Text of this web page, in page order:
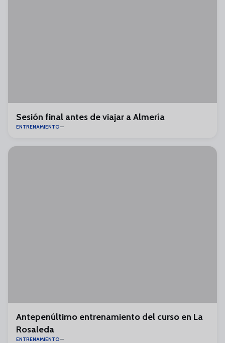
Sesión final antes de viajar a Almería
ENTRENAMIENTO
Antepenúltimo entrenamiento del curso en La
Rosaleda
ENTRENAMIENTO